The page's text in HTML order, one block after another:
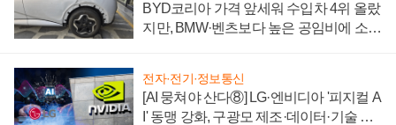
BYD코리아 가격 앞세워 수입차 4위 올랐
지만, BMW·벤츠보다 높은 공임비에 소비
전자·전기·정보통신
[AI 뭉쳐야 산다⑧] LG·엔비디아 '피지컬 A
I' 동맹 강화, 구광모 제조·데이터·기술 결